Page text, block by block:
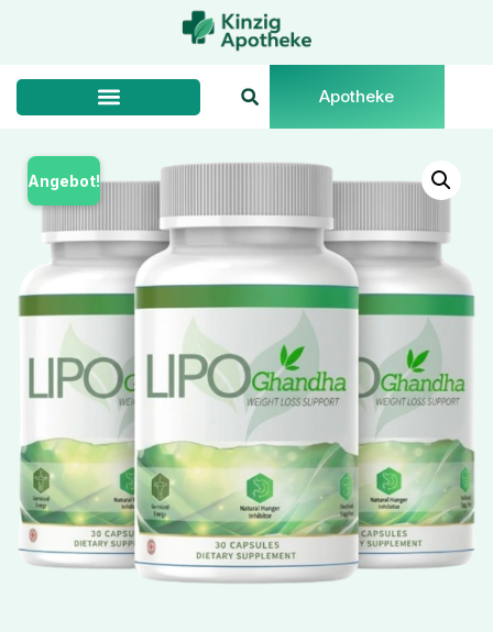
Apotheke
Angebot!